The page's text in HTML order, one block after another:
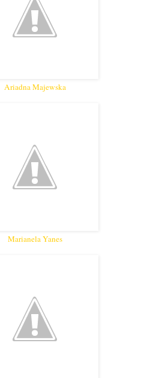
Ariadna Majewska
Marianela Yanes